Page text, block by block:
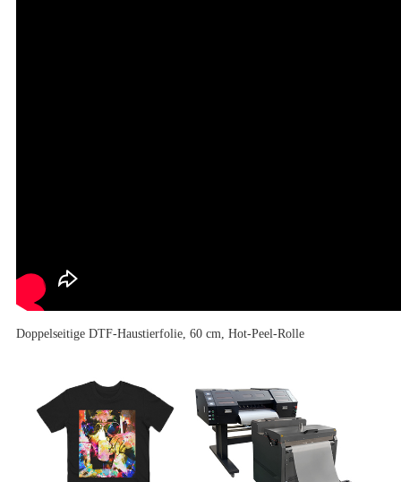
Doppelseitige DTF-Haustierfolie, 60 cm, Hot-Peel-Rolle